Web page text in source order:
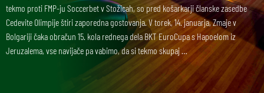
tekmo proti FMP-ju Soccerbet v Stožicah, so pred košarkarji članske zasedbe
Cedevite Olimpije štiri zaporedna gostovanja. V torek, 14. januarja, Zmaje v
Bolgariji čaka obračun 15. kola rednega dela BKT EuroCupa s Hapoelom iz
Jeruzalema, vse navijače pa vabimo, da si tekmo skupaj …